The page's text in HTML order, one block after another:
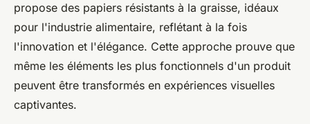
propose des papiers résistants à la graisse, idéaux
pour l'industrie alimentaire, reflétant à la fois
l'innovation et l'élégance. Cette approche prouve que
même les éléments les plus fonctionnels d'un produit
peuvent être transformés en expériences visuelles
captivantes.